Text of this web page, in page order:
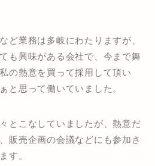
ど業務は多岐にわたりますが、
も興味がある会社で、今まで舞
の熱意を買って採用して頂い
と思って働いていました。
とこなしていましたが、熱意だ
販売企画の会議などにも参加さ
す。